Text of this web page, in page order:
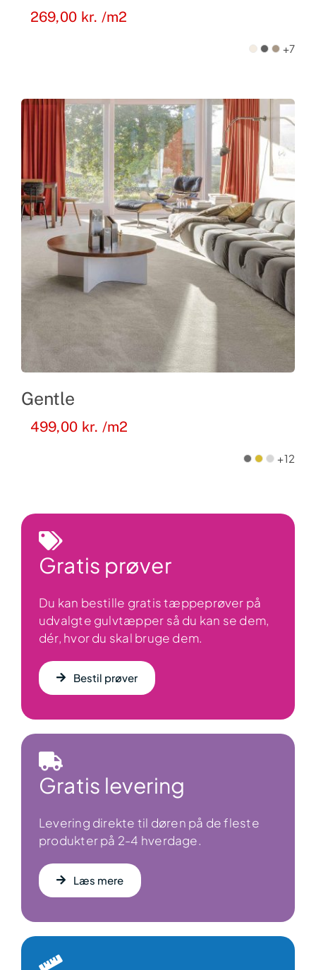
269,00 kr. /m2
+7
Gentle
499,00 kr. /m2
+12
Gratis prøver
Du kan bestille gratis tæppeprøver på
udvalgte gulvtæpper så du kan se dem,
dér, hvor du skal bruge dem.
Bestil prøver
Gratis levering
Levering direkte til døren på de fleste
produkter på 2-4 hverdage.
Læs mere